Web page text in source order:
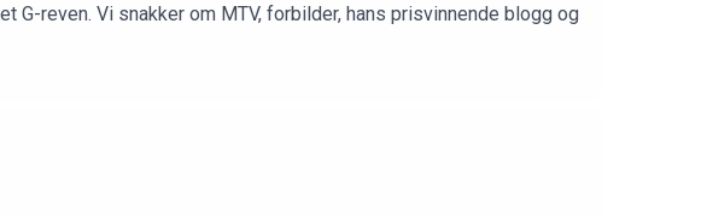
reven. Vi snakker om MTV, forbilder, hans prisvinnende blogg og